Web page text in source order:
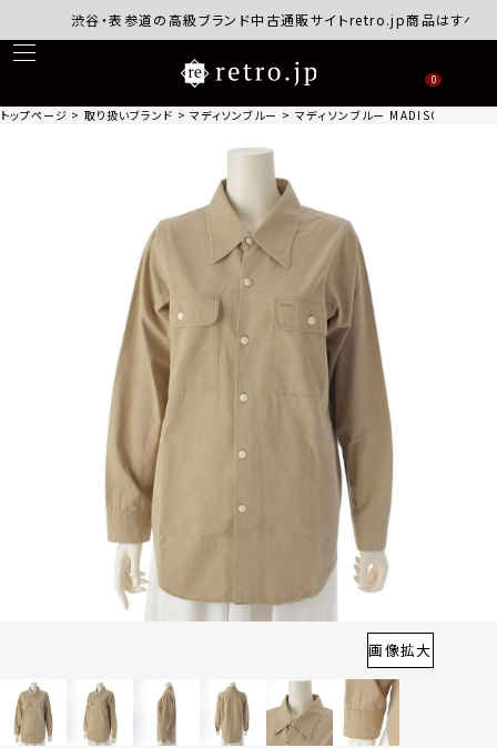
渋谷・表参道の高級ブランド中古通販サイトretro.jp商品はすべて正規
0
トップページ 取り扱いブランド マディソンブルー マディソンブルー MADISON BLUE
画像拡大